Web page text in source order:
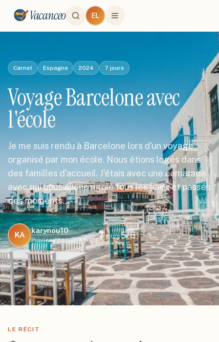
Vacanceo EL
Carnet Espagne 2024 7 jours
Voyage Barcelone avec
l'école
Je me suis rendu à Barcelone lors d'un voyage
organisé par mon école. Nous étions logés dans
des familles d'accueil. J'étais avec une camarade
avec qui nous avons rigolé tous les jours et passés
des moments…
KA
karynou10
Publié le 24 juillet 2024
7jours5/5
LE RÉCIT